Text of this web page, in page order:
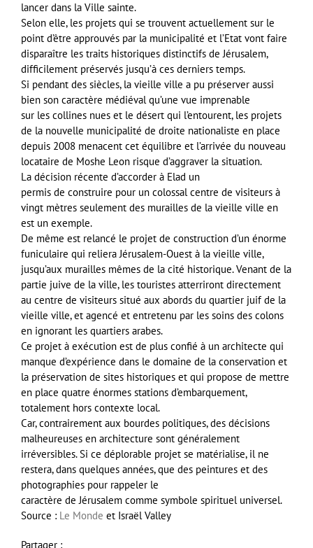
lancer dans la Ville sainte.
Selon elle, les projets qui se trouvent actuellement sur le
point d’être approuvés par la municipalité et l’Etat vont faire
disparaître les traits historiques distinctifs de Jérusalem,
difficilement préservés jusqu’à ces derniers temps.
Si pendant des siècles, la vieille ville a pu préserver aussi
bien son caractère médiéval qu’une vue imprenable
sur les collines nues et le désert qui l’entourent, les projets
de la nouvelle municipalité de droite nationaliste en place
depuis 2008 menacent cet équilibre et l’arrivée du nouveau
locataire de Moshe Leon risque d’aggraver la situation.
La décision récente d’accorder à Elad un
permis de construire pour un colossal centre de visiteurs à
vingt mètres seulement des murailles de la vieille ville en
est un exemple.
De même est relancé le projet de construction d’un énorme
funiculaire qui reliera Jérusalem-Ouest à la vieille ville,
jusqu’aux murailles mêmes de la cité historique. Venant de la
partie juive de la ville, les touristes atterriront directement
au centre de visiteurs situé aux abords du quartier juif de la
vieille ville, et agencé et entretenu par les soins des colons
en ignorant les quartiers arabes.
Ce projet à exécution est de plus confié à un architecte qui
manque d’expérience dans le domaine de la conservation et
la préservation de sites historiques et qui propose de mettre
en place quatre énormes stations d’embarquement,
totalement hors contexte local.
Car, contrairement aux bourdes politiques, des décisions
malheureuses en architecture sont généralement
irréversibles. Si ce déplorable projet se matérialise, il ne
restera, dans quelques années, que des peintures et des
photographies pour rappeler le
caractère de Jérusalem comme symbole spirituel universel.
Source : Le Monde et Israël Valley
Partager :